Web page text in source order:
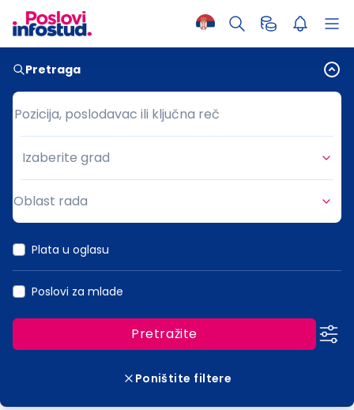
Pretraga
Pozicija, poslodavac ili ključna reč
Pozicija, poslodavac ili ključna reč
Grad
Izaberite grad
Oblast rada
Plata u oglasu
Poslovi za mlade
Pretražite
Poništite filtere